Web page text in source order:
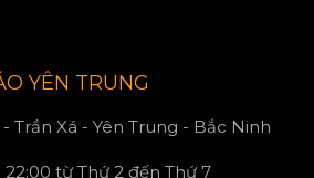
YÊN TRUNG
Trần Xá - Yên Trung - Bắc Ninh
từ Thứ 2 đến Thứ 7